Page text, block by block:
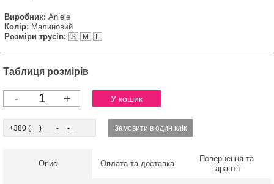
Виробник: Aniele
Колір: Малиновий
Розміри трусів:
S M L
Таблиця розмірів
- +
Опис Оплата та доставка
Повернення та
гарантії